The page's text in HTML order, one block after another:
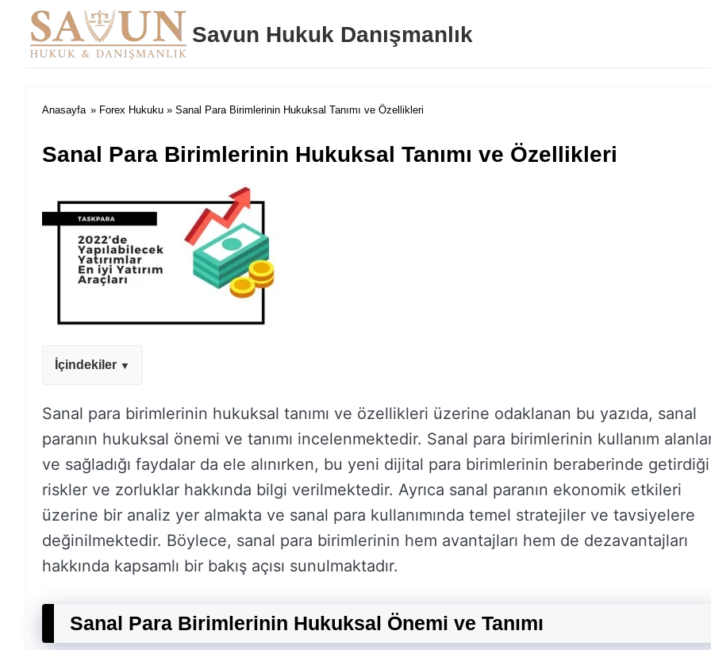
Savun Hukuk Danışmanlık
Anasayfa » Forex Hukuku » Sanal Para Birimlerinin Hukuksal Tanımı ve Özellikleri
Sanal Para Birimlerinin Hukuksal Tanımı ve Özellikleri
İçindekiler
Sanal para birimlerinin hukuksal tanımı ve özellikleri üzerine odaklanan bu yazıda, sanal
paranın hukuksal önemi ve tanımı incelenmektedir. Sanal para birimlerinin kullanım
ve sağladığı faydalar da ele alınırken, bu yeni dijital para birimlerinin beraberinde getirdiği
riskler ve zorluklar hakkında bilgi verilmektedir. Ayrıca sanal paranın ekonomik etkileri
üzerine bir analiz yer almakta ve sanal para kullanımında temel stratejiler ve tavsiyelere
değinilmektedir. Böylece, sanal para birimlerinin hem avantajları hem de dezavantajları
hakkında kapsamlı bir bakış açısı sunulmaktadır.
Sanal Para Birimlerinin Hukuksal Önemi ve Tanımı